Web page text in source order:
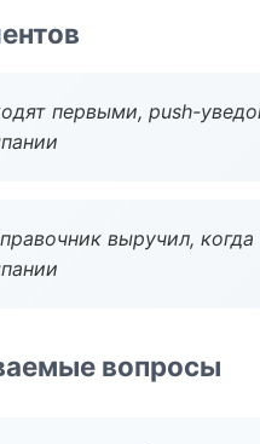
первыми, push-
выручил, когда
вопросы